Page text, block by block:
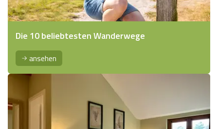
Die 10 beliebtesten Wanderwege
ansehen